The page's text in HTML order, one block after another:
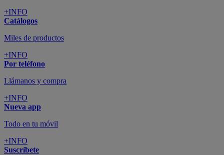
+INFO
Catálogos
Miles de productos
+INFO
Por teléfono
Llámanos y compra
+INFO
Nueva app
Todo en tu móvil
+INFO
Suscríbete